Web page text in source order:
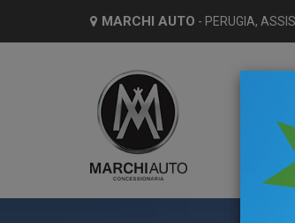
MARCHI AUTO - PERUGIA,